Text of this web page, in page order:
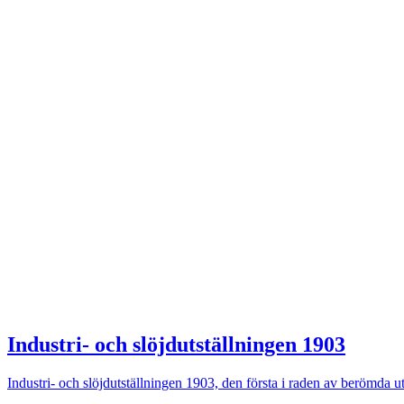
Industri- och slöjdutställningen 1903
Industri- och slöjdutställningen 1903, den första i raden av berömda